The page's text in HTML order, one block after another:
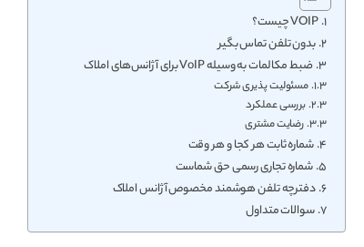
VOIP چیست؟
بدون تلفن تماس بگیر
ضبط مکالمات به وسیله VoIP برای آژانس‌های املاک
مسئولیت پذیری شرکت
بررسی عملکرد
رضایت مشتری
شماره ثابت هر کجا و هر وقت
شماره تجاری رسمی حق شماست
دفترچه تلفن هوشمند مخصوص آژانس املاک
سوالات متداول